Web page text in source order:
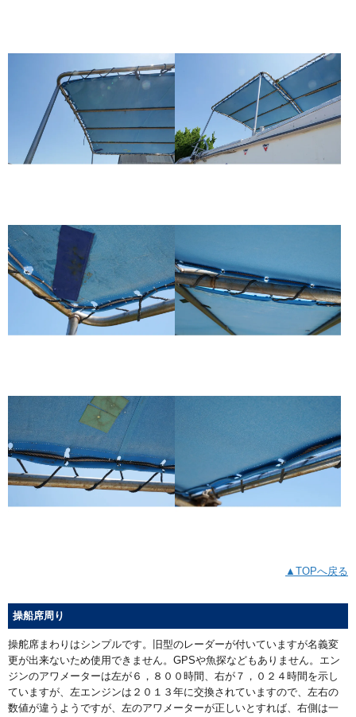
▲TOPへ戻る
操船席周り
操舵席まわりはシンプルです。旧型のレーダーが付いていますが名義変
更が出来ないため使用できません。GPSや魚探などもありません。エン
ジンのアワメーターは左が６，８００時間、右が７，０２４時間を示し
ていますが、左エンジンは２０１３年に交換されていますので、左右の
数値が違うようですが、左のアワメーターが正しいとすれば、右側は一